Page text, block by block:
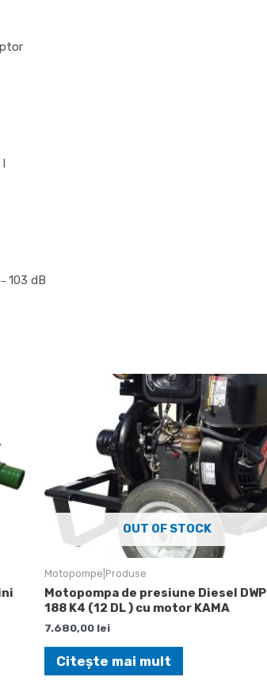
l
– 103 dB
OUT OF STOCK
Motopompe|Produse
Motopompa de presiune Diesel DWP
188 K4 (12 DL ) cu motor KAMA
7.680,00 lei
Citește mai mult